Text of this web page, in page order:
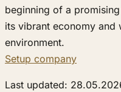
beginning of a
its vibrant economy and
environment.
Setup company
Last updated: